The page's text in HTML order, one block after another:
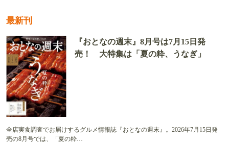
最新刊
『おとなの週末』8月号は7月15日発
売！ 大特集は「夏の粋、うなぎ」
全店実食調査でお届けするグルメ情報誌『おとなの週末』。2026年7月15日発
売の8月号では、「夏の粋…